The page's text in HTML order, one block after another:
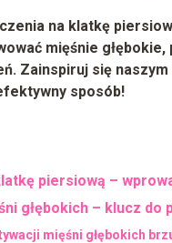
na klatkę
mięśnie
Zainspiruj się
sposób!
piersiową –
głębokich – klucz do
mięśni głębokich